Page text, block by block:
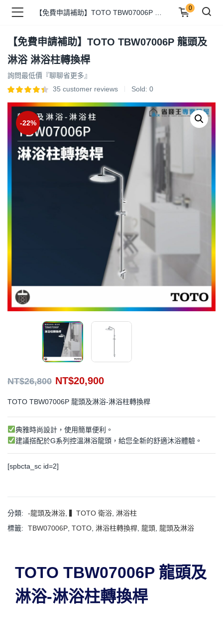
)
)
王 )
0
【免費申請補助】TOTO TBW07006P 龍頭及
淋浴 淋浴柱轉換桿
詢問最低價『聊聊省更多』
35 customer reviews Sold: 0
-22%
NT$26,800 NT$20,900
TOTO TBW07006P 龍頭及淋浴-淋浴柱轉換桿
典雅時尚設計，使用簡單便利。
建議搭配於G系列控溫淋浴龍頭，給您全新的舒適沐浴體驗。
[spbcta_sc id=2]
分類: -龍頭及淋浴 ▍TOTO 衛浴 淋浴柱
標籤:
TBW07006P TOTO 淋浴柱轉換桿 龍頭 龍頭及淋浴
TOTO TBW07006P 龍頭及
淋浴-淋浴柱轉換桿